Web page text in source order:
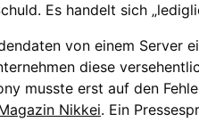
Es handelt sich
von einem Server
diese
musste erst auf den
Nikkei. Ein